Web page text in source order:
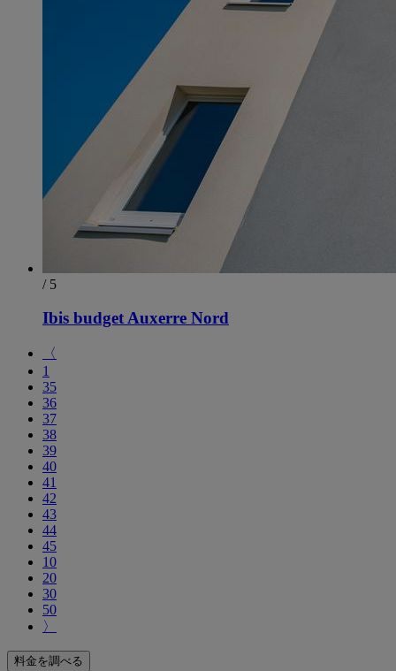
/ 5
Ibis budget Auxerre Nord
〈
1
35
36
37
38
39
40
41
42
43
44
45
10
20
30
50
〉
料金を調べる